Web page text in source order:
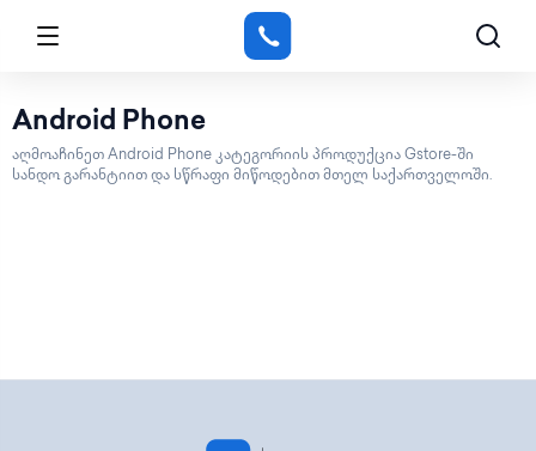
Android Phone
აღმოაჩინეთ Android Phone კატეგორიის პროდუქცია Gstore-ში
სანდო გარანტიით და სწრაფი მიწოდებით მთელ საქართველოში.